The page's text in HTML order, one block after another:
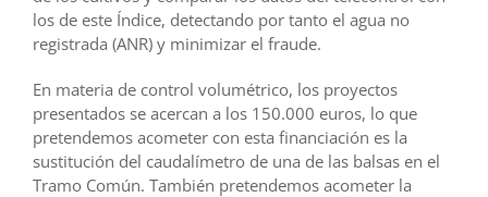
los de este Índice, detectando por tanto el agua no
registrada (ANR) y minimizar el fraude.
En materia de control volumétrico, los proyectos
presentados se acercan a los 150.000 euros, lo que
pretendemos acometer con esta financiación es la
sustitución del caudalímetro de una de las balsas en el
Tramo Común. También pretendemos acometer la